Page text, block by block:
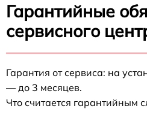
Гарантийные
сервисного
Гарантия от сервиса: на
— до 3 месяцев.
Что считается гарантийным